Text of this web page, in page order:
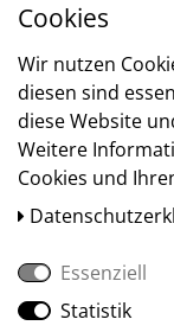
Versand
Cookies
Wir nutzen
diesen sind
diese Website
Weitere
Cookies und
Essenziell
Statistik